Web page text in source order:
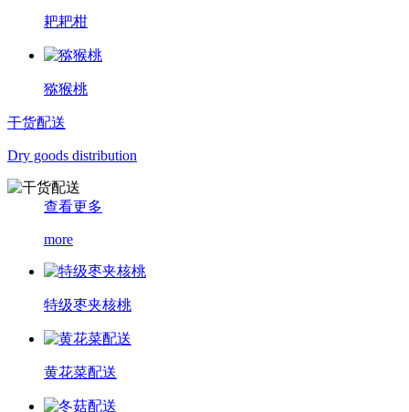
耙耙柑
猕猴桃
干货配送
Dry goods distribution
查看更多
more
特级枣夹核桃
黄花菜配送